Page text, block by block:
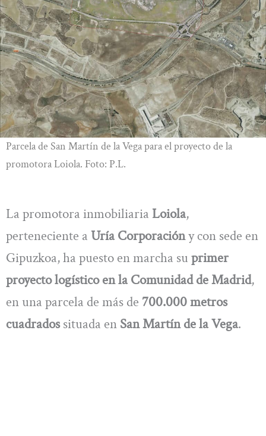
Parcela de San Martín de la Vega para el proyecto de la
promotora Loiola. Foto: P.L.
La promotora inmobiliaria Loiola,
perteneciente a Uría Corporacióny con sede en
Gipuzkoa, ha puesto en marcha su primer
proyecto logístico en la Comunidad de Madrid,
en una parcela de más de 700.000 metros
cuadradossituada en San Martín de la Vega.